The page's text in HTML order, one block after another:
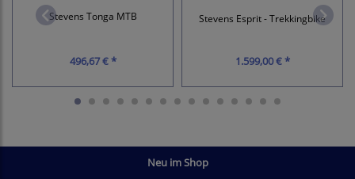
Neu im Shop
Stevens Tonga MTB
496,67 € *
Stevens Esprit - Trekkingbike
1.599,00 € *